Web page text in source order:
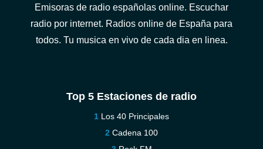
Emisoras de radio españolas online. Escuchar
radio por internet. Radios online de España para
todos. Tu musica en vivo de cada dia en linea.
Top 5 Estaciones de radio
Los 40 Principales
Cadena 100